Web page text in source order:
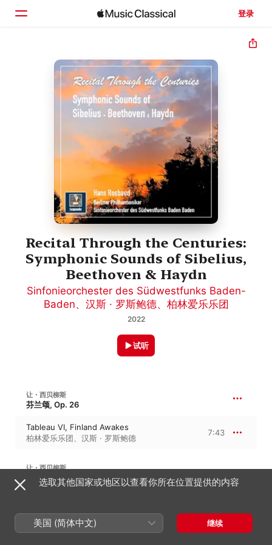
登录
主页
浏览
Recital Through the Centuries:
Symphonic Sounds of Sibelius,
Beethoven & Haydn
Sinfonieorchester des Südwestfunks Baden-
Baden、 汉斯 · 罗斯鲍德、 柏林爱乐乐团
2022
试听
让・西贝柳斯
芬兰颂, Op. 26
Tableau VI, Finland Awakes
柏林爱乐乐团、 汉斯 · 罗斯鲍德
7:43
让・西贝柳斯
莱明凯宁组曲, Op. 22 · 卡勒瓦拉四首传奇
柏林爱乐乐团、汉斯 · 罗斯鲍德
选取其他国家或地区以查看你所在位置提供的内容
美国 (简体中文) 继续